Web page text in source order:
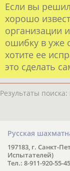
Если вы
хорошо
организации
ошибку в уже
хотите ее
это сделать
Результаты поиска:
Русская
197183, г. Санкт-
Испытателей)
Тел.: 8-911-920-55-45